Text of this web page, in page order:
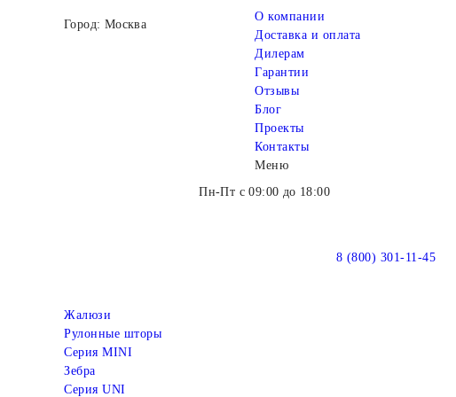
Город: Москва
О компании
Доставка и оплата
Дилерам
Гарантии
Отзывы
Блог
Проекты
Контакты
Меню
Пн-Пт с 09:00 до 18:00
8 (800) 301-11-45
Жалюзи
Рулонные шторы
Серия MINI
Зебра
Серия UNI